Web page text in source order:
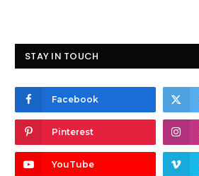
STAY IN TOUCH
Facebook
Pinterest
YouTube